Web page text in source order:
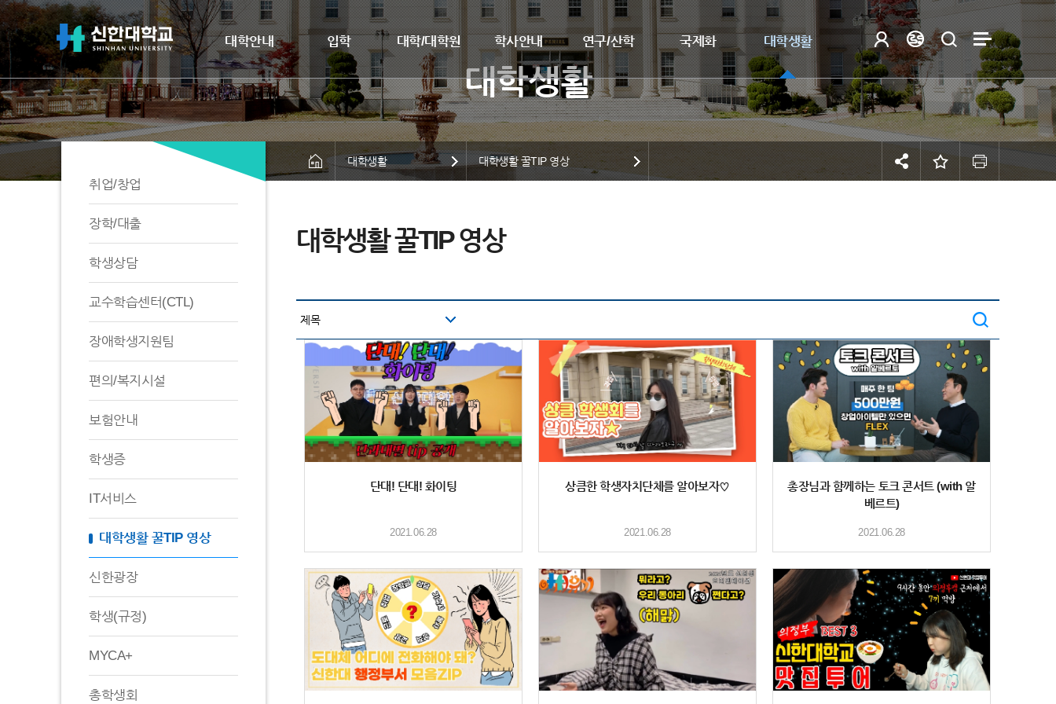
대학안내 입학 대학/대학원 학사안내 연구/산학 국제화 대학생활
취업/창업
장학/대출
학생상담
교수학습센터(CTL)
장애학생지원팀
편의/복지시설
보험안내
학생증
IT서비스
대학생활 꿀TIP 영상
신한광장
학생(규정)
MYCA+
총학생회
대학생활 대학생활 꿀TIP 영상
대학생활 꿀TIP 영상
단대! 단대! 화이팅
2021.06.28
상큼한 학생자치단체를 알아보자♡
2021.06.28
총장님과 함께하는 토크 콘서트 (with 알
베르트)
2021.06.28